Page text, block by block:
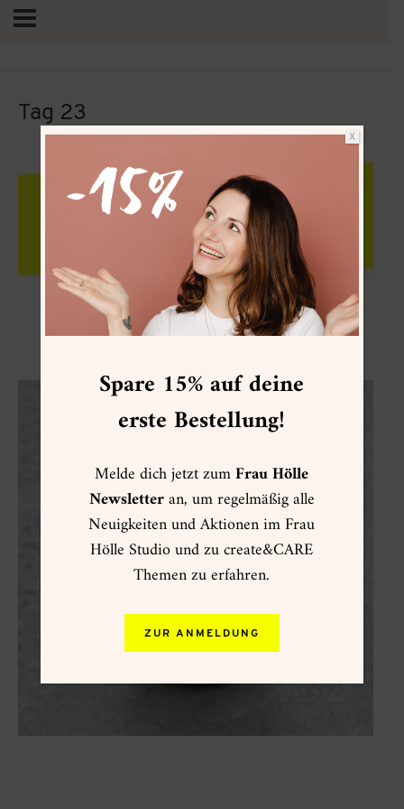
Tag 23
Vertrag widerrufen
Spare 15% auf deine
erste Bestellung!
Melde dich jetzt zumFrau Hölle
Newsletteran, um regelmäßig alle
Neuigkeiten und Aktionen im Frau
Hölle Studio und zu create&CARE
Themen zu erfahren.
ZUR ANMELDUNG
X